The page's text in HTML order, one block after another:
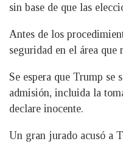
sin base de que las
Antes de los
seguridad en el área que
Se espera que Trump se
admisión, incluida la
declare inocente.
Un gran jurado acusó a